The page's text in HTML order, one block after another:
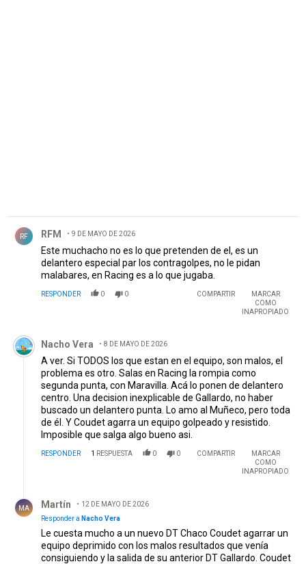
RF RFM 9 DE MAYO DE 2026
Este muchacho no es lo que pretenden de el, es un
delantero especial par los contragolpes, no le pidan
malabares, en Racing es a lo que jugaba.
RESPONDER 0 0 COMPARTIR
MARCAR
COMO
INAPROPIADO
Comentario de Nacho Vera.
Nacho Vera 8 DE MAYO DE 2026
A ver. Si TODOS los que estan en el equipo, son malos, el
problema es otro. Salas en Racing la rompia como
segunda punta, con Maravilla. Acá lo ponen de delantero
centro. Una decision inexplicable de Gallardo, no haber
buscado un delantero punta. Lo amo al Muñeco, pero toda
de él. Y Coudet agarra un equipo golpeado y resistido.
Imposible que salga algo bueno asi.
RESPONDER 1 RESPUESTA 0 0 COMPARTIR
MARCAR
COMO
INAPROPIADO
MA Martín
12 DE MAYO DE 2026
Responder a Nacho Vera
Le cuesta mucho a un nuevo DT Chaco Coudet agarrar un
equipo deprimido con los malos resultados que venía
consiguiendo y la salida de su anterior DT Gallardo. Coudet